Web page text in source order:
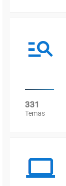
331
Temas